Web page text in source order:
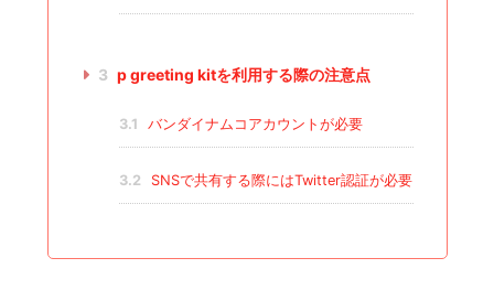
3 p greeting kitを利用する際の注意点
3.1 バンダイナムコアカウントが必要
3.2 SNSで共有する際にはTwitter認証が必要